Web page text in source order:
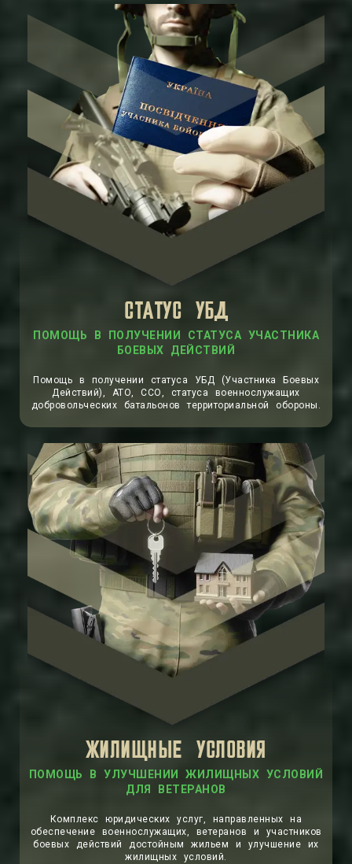
СТАТУС УБД
Помощь в получении статуса УБД (Участника Боевых
Действий), АТО, ССО, статуса военнослужащих
добровольческих батальонов территориальной обороны.
ЖИЛИЩНЫЕ УСЛОВИЯ
Комплекс юридических услуг, направленных на
обеспечение военнослужащих, ветеранов и участников
боевых действий достойным жильем и улучшение их
жилищных условий.